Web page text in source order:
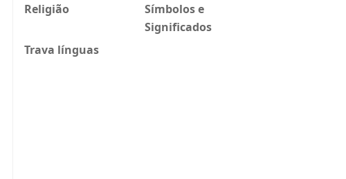
Religião
Símbolos e
Significados
Trava línguas